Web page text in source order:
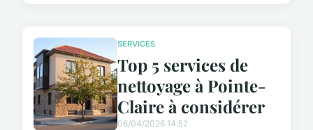
SERVICES
Top 5 services de
nettoyage à Pointe-
Claire à considérer
06/04/2026 14:52